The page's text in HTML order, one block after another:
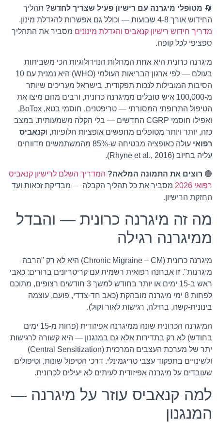
🔄 מטופלי מיגרנה עם רישיון פעיל שצריך לחדש? תהליך
החידוש אורך 4-8 שבועות — וכולל גם אפשרות להגדלת מינון.
מדריך חידוש רישיון קנאביס והגדלת מינונים מסביר את התהליך
ספציפי לכל קופה.
מיגרנה כרונית היא אחת המחלות הנוירולוגיות הכי משביתות
בעולם — לפי ארגון הבריאות העולמי (WHO) היא נמנית עם 10
הסיבות המובילות לנכות תפקודית. בישראל מעריכים שיותר
מ-100,000 איש סובלים ממיגרנה כרונית, ורבים מהם מיצו את
הטיפול התרופתי המסורתי — טריפטנים, חוסמי בטא, BoTox,
ואפילו חוסמי CGRP החדשים — בלי הקלה משמעותית. במצב
כזה, יותר ויותר מטופלים מחפשים אופציות חלופיות, וקנאביס
רפואי
עולה כאופציה מבטיחה ש-85% מהמשתמשים מדווחים
עליה בחיוב (Rhyne et al., 2016).
🟢 רוצים את התמונה המלאה? המדריך השלם לרישיון קנאביס
רפואי 2026
מסביר את כל תהליך הקבלה — מבדיקת זכאות ועד
החזקת הרישיון.
מה זה מיגרנה כרונית — והבדל
ממיגרנה רגילה
מיגרנה כרונית (Chronic Migraine – CM) היא לא רק "הרבה
מיגרנות". זו אבחנה רפואית רשמית עם קריטריונים ברורים: כאבי
ראש ב-15 ימים או יותר בחודש למשך 3 חודשים רצופים, מתוכם
לפחות 8 ימי מיגרנה מובהקת (כאב חד-צדדי, פועם, עוצמה
בינונית-קשה, בחילה, רגישות לאור וקול).
המיגרנה הכרונית שונה ממיגרנה אפיזודית (פחות מ-15 ימים
בחודש) לא רק בתדירות אלא גם במנגנון — היא קשורה לרגישות
יתר של מערכת העצבים המרכזית (Central Sensitization)
ולשינויים בתפקוד עצבי טריגמינלי. דרכי הטיפול שונות, וטיפולים
שעובדים על מיגרנה אפיזודית לעיתים לא יעילים לכרונית.
למה קנאביס עוזר על מיגרנה —
המנגנון